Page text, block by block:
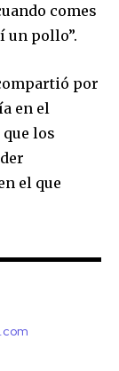
comes
un pollo”.
por
en el
los
el que